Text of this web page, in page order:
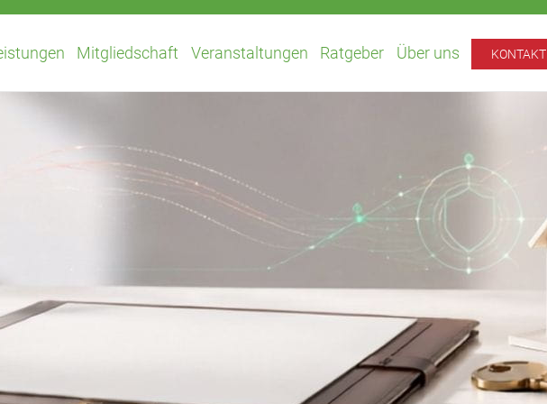
Mitgliedschaft Veranstaltungen Ratgeber Über uns KONTAKT